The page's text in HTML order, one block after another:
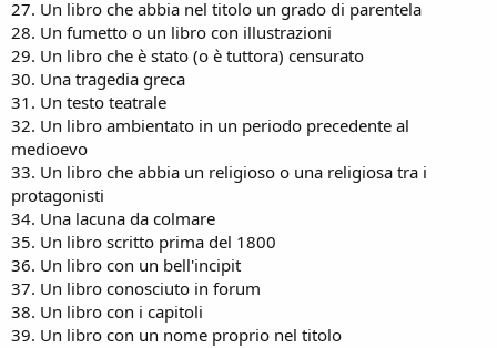
27. Un libro che abbia nel titolo un grado di parentela
28. Un fumetto o un libro con illustrazioni
29. Un libro che è stato (o è tuttora) censurato
30. Una tragedia greca
31. Un testo teatrale
32. Un libro ambientato in un periodo precedente al
medioevo
33. Un libro che abbia un religioso o una religiosa tra i
protagonisti
34. Una lacuna da colmare
35. Un libro scritto prima del 1800
36. Un libro con un bell'incipit
37. Un libro conosciuto in forum
38. Un libro con i capitoli
39. Un libro con un nome proprio nel titolo